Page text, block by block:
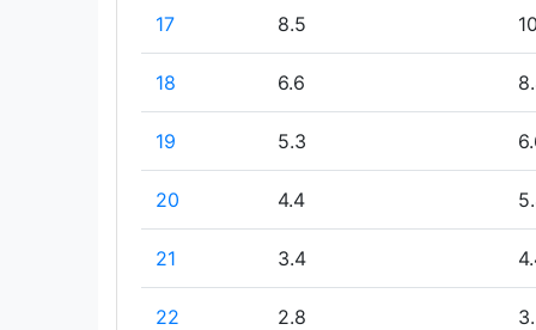
17 8.5
18 6.6
19 5.3
20 4.4
21 3.4
22 2.8